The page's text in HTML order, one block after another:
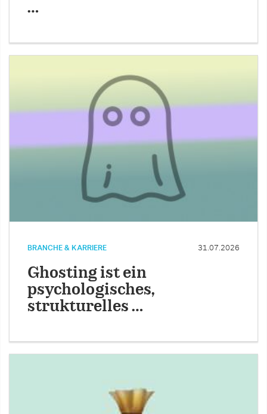
…
BRANCHE & KARRIERE 31.07.2026
Ghosting ist ein
psychologisches,
strukturelles …